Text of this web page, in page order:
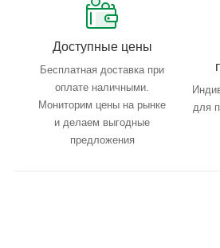
Доступные цены
Бесплатная доставка при
оплате наличными.
Мониторим цены на рынке
и делаем выгодные
предложения
для